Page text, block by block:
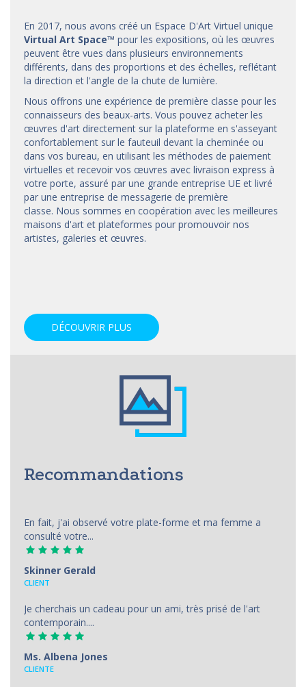
En 2017, nous avons créé un Espace D'Art Virtuel unique
Virtual Art Space™ pour les expositions, où les œuvres
peuvent être vues dans plusieurs environnements
différents, dans des proportions et des échelles, reflétant
la direction et l'angle de la chute de lumière.
Nous offrons une expérience de première classe pour les
connaisseurs des beaux-arts. Vous pouvez acheter les
œuvres d'art directement sur la plateforme en s'asseyant
confortablement sur le fauteuil devant la cheminée ou
dans vos bureau, en utilisant les méthodes de paiement
virtuelles et recevoir vos œuvres avec livraison express à
votre porte, assuré par une grande entreprise UE et livré
par une entreprise de messagerie de première
classe. Nous sommes en coopération avec les meilleures
maisons d'art et plateformes pour promouvoir nos
artistes, galeries et œuvres.
DÉCOUVRIR PLUS
Recommandations
En fait, j'ai observé votre plate-forme et ma femme a
consulté votre...
Skinner Gerald
CLIENT
Je cherchais un cadeau pour un ami, très prisé de l'art
contemporain....
Ms. Albena Jones
CLIENTE